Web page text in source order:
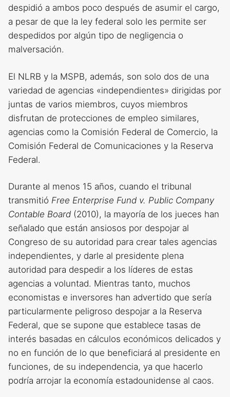
despidió a ambos poco después de asumir el cargo,
a pesar de que la ley federal solo les permite ser
despedidos por algún tipo de negligencia o
malversación.
El NLRB y la MSPB, además, son solo dos de una
variedad de agencias «independientes» dirigidas por
juntas de varios miembros, cuyos miembros
disfrutan de protecciones de empleo similares,
agencias como la Comisión Federal de Comercio, la
Comisión Federal de Comunicaciones y la Reserva
Federal.
Durante al menos 15 años, cuando el tribunal
transmitió Free Enterprise Fund v. Public Company
Contable Board (2010), la mayoría de los jueces han
señalado que están ansiosos por despojar al
Congreso de su autoridad para crear tales agencias
independientes, y darle al presidente plena
autoridad para despedir a los líderes de estas
agencias a voluntad. Mientras tanto, muchos
economistas e inversores han advertido que sería
particularmente peligroso despojar a la Reserva
Federal, que se supone que establece tasas de
interés basadas en cálculos económicos delicados y
no en función de lo que beneficiará al presidente en
funciones, de su independencia, ya que hacerlo
podría arrojar la economía estadounidense al caos.